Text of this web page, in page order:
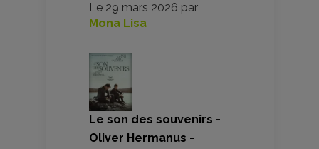
Le 29 mars 2026 par
Mona Lisa
Le son des souvenirs -
Oliver Hermanus -